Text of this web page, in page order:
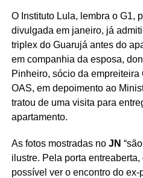
O Instituto Lula, lembra o G1,
divulgada em janeiro, já
triplex do Guarujá antes do
em companhia da esposa,
Pinheiro, sócio da
OAS, em depoimento ao
tratou de uma visita para
apartamento.
As fotos mostradas no JN
ilustre. Pela porta
possível ver o encontro do